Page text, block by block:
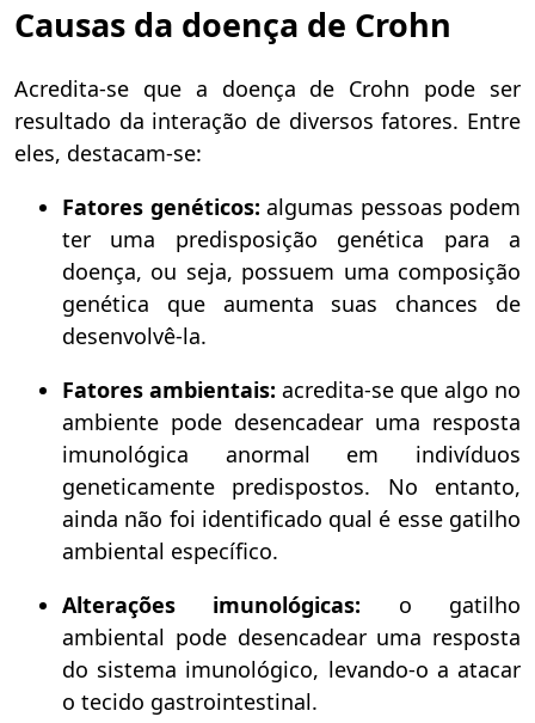
Causas da doença de Crohn
Acredita-se que a doença de Crohn pode ser
resultado da interação de diversos fatores. Entre
eles, destacam-se:
Fatores genéticos: algumas pessoas podem
ter uma predisposição genética para a
doença, ou seja, possuem uma composição
genética que aumenta suas chances de
desenvolvê-la.
Fatores ambientais: acredita-se que algo no
ambiente pode desencadear uma resposta
imunológica anormal em indivíduos
geneticamente predispostos. No entanto,
ainda não foi identificado qual é esse gatilho
ambiental específico.
Alterações imunológicas: o gatilho
ambiental pode desencadear uma resposta
do sistema imunológico, levando-o a atacar
o tecido gastrointestinal.